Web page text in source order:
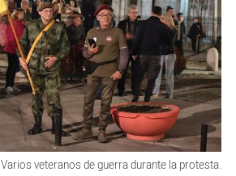
Varios veteranos de guerra durante la protesta.